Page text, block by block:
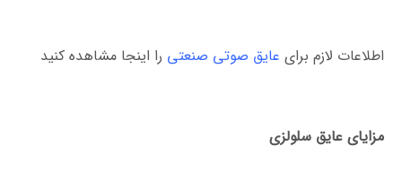
اطلاعات لازم برای عایق صوتی صنعتی را اینجا مشاهده کنید
مزایای عایق سلولزی